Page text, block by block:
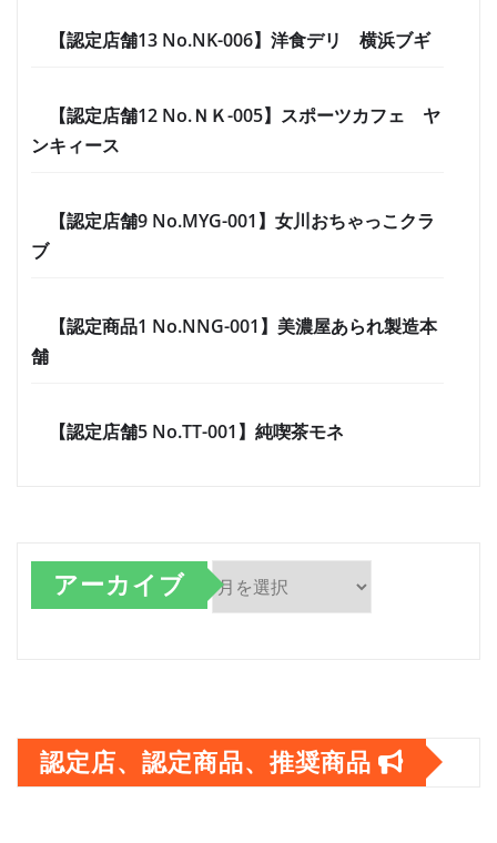
【認定店舗13 No.NK-006】洋食デリ 横浜ブギ
【認定店舗12 No.ＮＫ-005】スポーツカフェ ヤ
ンキィース
【認定店舗9 No.MYG-001】女川おちゃっこクラ
ブ
【認定商品1 No.NNG-001】美濃屋あられ製造本
舗
【認定店舗5 No.TT-001】純喫茶モネ
アーカイブ
イ
ブ
認定店、認定商品、推奨商品